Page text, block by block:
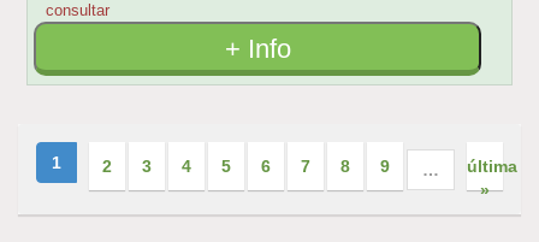
consultar
+ Info
1 2 3 4 5 6 7 8 9 …
última
»